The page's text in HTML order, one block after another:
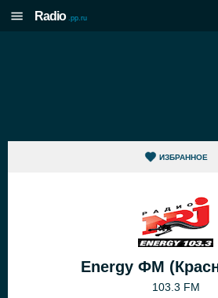
Radio .pp.ru
ИЗБРАННОЕ
Energy ФМ
103.3 FM